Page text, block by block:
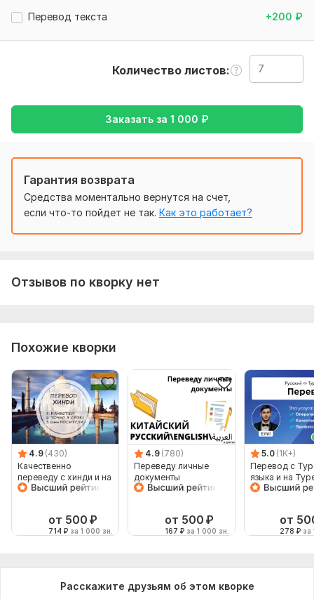
Работа, карьера,
Перевод текста +200 ₽
Количество листов
Заказать за 1 000 ₽
Гарантия возврата
Средства моментально вернутся на счет,
если что-то пойдет не так. Как это работает?
Отзывов по кворку нет
Похожие кворки
4.9 (430)
Качественно
переведу с хинди и на
хинди
от 500 ₽
714 ₽ за 1 000 зн.
4.9 (780)
Переведу личные
документы
от 500 ₽
167 ₽ за 1 000 зн.
5.0 (1K+)
Перевод с
языка и на
язык от
от
278 ₽ за
Расскажите друзьям об этом кворке